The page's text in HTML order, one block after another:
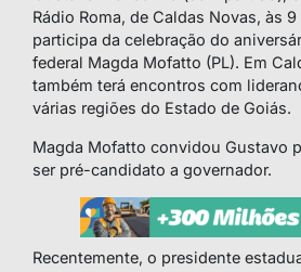
Rádio Roma, de Caldas Novas, às
participa da celebração do
federal Magda Mofatto (PL). Em
também terá encontros com
várias regiões do Estado de Goiás.
Magda Mofatto convidou Gustavo
ser pré-candidato a governador.
Recentemente, o presidente